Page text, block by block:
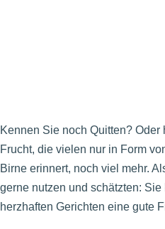
Kennen Sie noch Quitten?
Frucht, die vielen nur in Form
Birne erinnert, noch viel mehr.
gerne nutzen und schätzten:
herzhaften Gerichten eine gute